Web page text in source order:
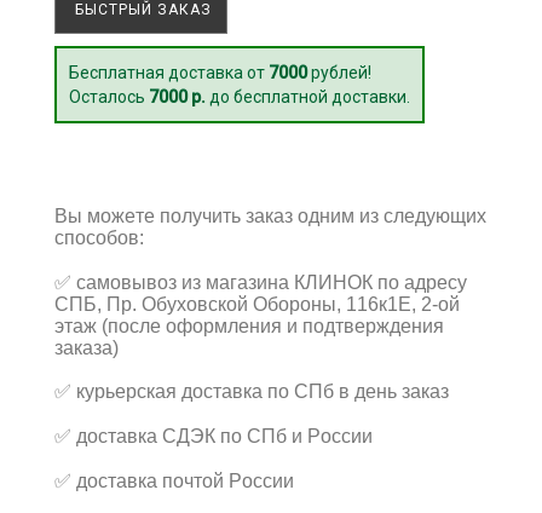
БЫСТРЫЙ ЗАКАЗ
Бесплатная доставка от 7000рублей!
Осталось 7000 р. до бесплатной доставки.
Вы можете получить заказ одним из следующих
способов:
✅ самовывоз из магазина КЛИНОК по адресу
СПБ, Пр. Обуховской Обороны, 116к1Е, 2-ой
этаж (после оформления и подтверждения
заказа)
✅ курьерская доставка по СПб в день заказ
✅ доставка СДЭК по СПб и России
✅ доставка почтой России